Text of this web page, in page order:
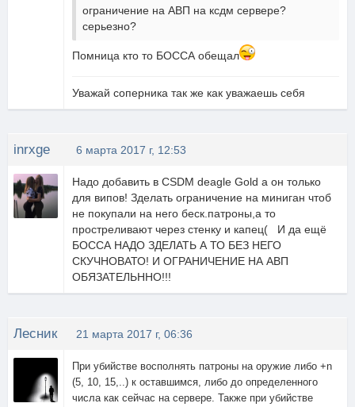
ограничение на АВП на ксдм сервере?
серьезно?
Помница кто то БОССА обещал
Уважай соперника так же как уважаешь себя
inrxge 6 марта 2017 г, 12:53
Надо добавить в CSDM deagle Gold а он только
для випов! Зделать ограничение на миниган чтоб
не покупали на него беск.патроны,а то
простреливают через стенку и капец( И да ещё
БОССА НАДО ЗДЕЛАТЬ А ТО БЕЗ НЕГО
СКУЧНОВАТО! И ОГРАНИЧЕНИЕ НА АВП
ОБЯЗАТЕЛЬННО!!!
Леcник 21 марта 2017 г, 06:36
При убийстве восполнять патроны на оружие либо +n
(5, 10, 15,..) к оставшимся, либо до определенного
числа как сейчас на сервере. Также при убийстве